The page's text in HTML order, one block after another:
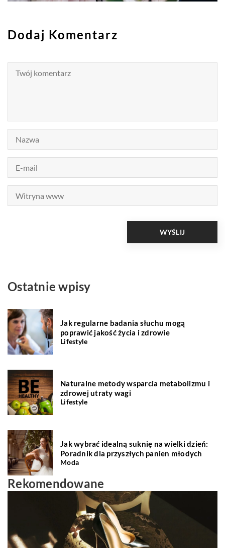
Dodaj Komentarz
Ostatnie wpisy
Jak regularne badania słuchu mogą
poprawić jakość życia i zdrowie
Lifestyle
Naturalne metody wsparcia metabolizmu i
zdrowej utraty wagi
Lifestyle
Jak wybrać idealną suknię na wielki dzień:
Poradnik dla przyszłych panien młodych
Moda
Rekomendowane